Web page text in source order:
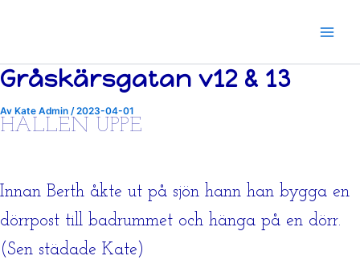
Gråskärsgatan v12 & 13
Av Kate Admin /2023-04-01
HALLEN UPPE
Innan Berth åkte ut på sjön hann han bygga en
dörrpost till badrummet och hänga på en dörr.
(Sen städade Kate)